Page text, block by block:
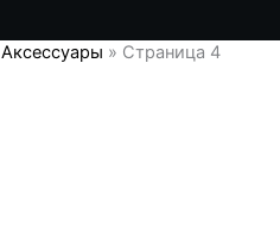
Аксессуары » Страница 4